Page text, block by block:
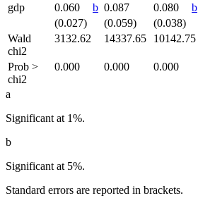
gdp
0.060 b 0.087 0.080 b
(0.027)
(0.059) (0.038)
Wald
chi2
3132.62 14337.65 10142.75
Prob >
chi2
0.000 0.000 0.000
a
Significant at 1%.
b
Significant at 5%.
Standard errors are reported in brackets.